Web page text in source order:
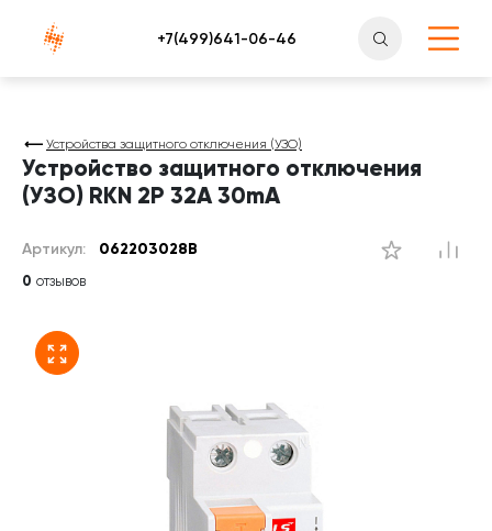
Атлантснаб
Устройства защитного отключения (УЗО)
Устройство защитного отключения
(УЗО) RKN 2P 32A 30mA
Артикул: 062203028B